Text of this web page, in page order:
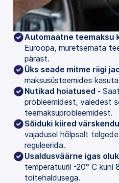
Automaatne teemaksu
Euroopa, muretsemata
pärast.
Üks seade mitme riigi
maksusüsteemides
Nutikad hoiatused -
probleemidest, valedest
teemaksuprobleemidest.
Sõiduki kiired
vajadusel hõlpsalt
reguleerida.
Usaldusväärne igas
temperatuuril -20° C kuni
toitehaldusega.